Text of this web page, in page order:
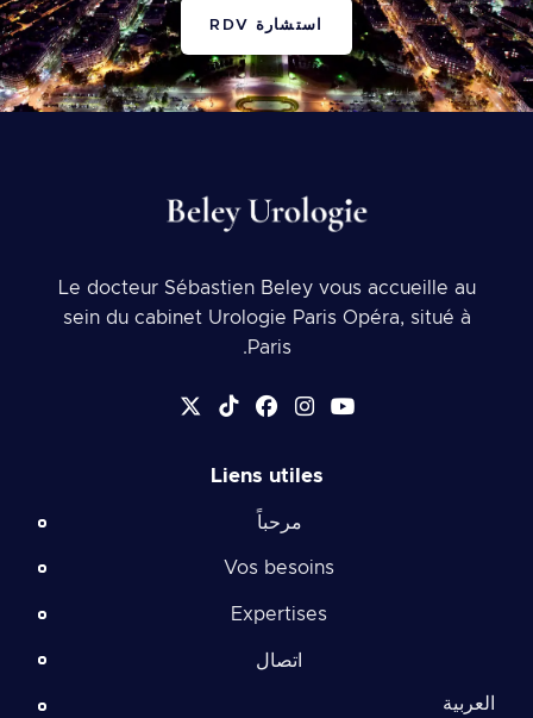
استشارة RDV
Le docteur Sébastien Beley vous accueille au
sein du cabinet Urologie Paris Opéra, situé à
Paris.
Liens utiles
مرحباً
Vos besoins
Expertises
اتصال
العربية